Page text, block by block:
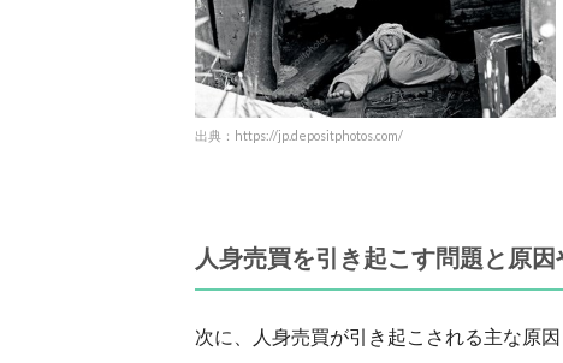
出典：https://jp.depositphotos.com/
人身売買を引き起こす問題と原
次に、人身売買が引き起こされる主な原